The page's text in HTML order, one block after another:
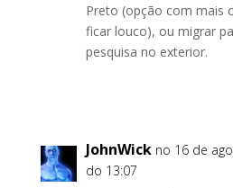
Preto (opção com mais
ficar louco), ou migrar
pesquisa no exterior.
JohnWick no 16 de
do 13:07